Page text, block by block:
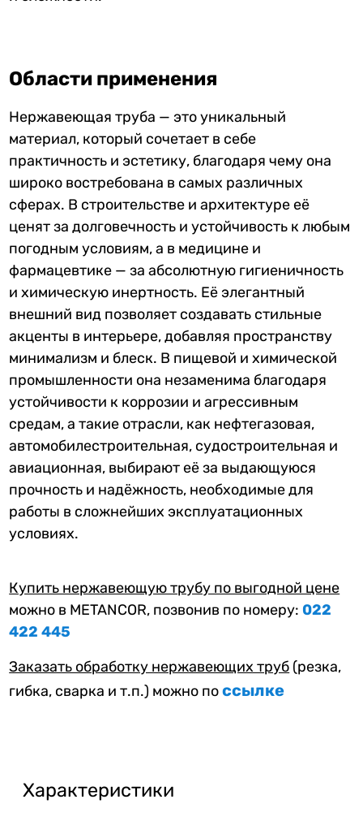
Области применения
Нержавеющая труба — это уникальный
материал, который сочетает в себе
практичность и эстетику, благодаря чему она
широко востребована в самых различных
сферах. В строительстве и архитектуре её
ценят за долговечность и устойчивость к любым
погодным условиям, а в медицине и
фармацевтике — за абсолютную гигиеничность
и химическую инертность. Её элегантный
внешний вид позволяет создавать стильные
акценты в интерьере, добавляя пространству
минимализм и блеск. В пищевой и химической
промышленности она незаменима благодаря
устойчивости к коррозии и агрессивным
средам, а такие отрасли, как нефтегазовая,
автомобилестроительная, судостроительная и
авиационная, выбирают её за выдающуюся
прочность и надёжность, необходимые для
работы в сложнейших эксплуатационных
условиях.
Купить нержавеющую трубу по выгодной цене
можно в METANCOR, позвонив по номеру: 022
422 445
Заказать обработку нержавеющих труб (резка,
гибка, сварка и т.п.) можно поссылке
Характеристики